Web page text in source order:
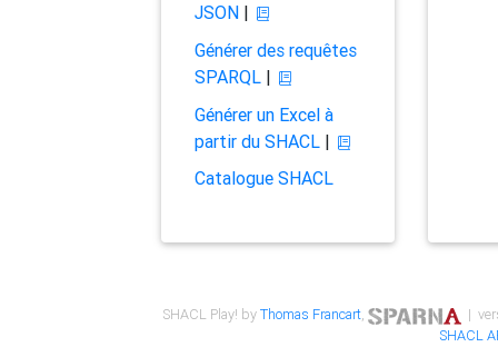
JSON|
Générer des requêtes
SPARQL|
Générer un Excel à
partir du SHACL|
Catalogue SHACL
SHACL Play! byThomas Francart,
|
SHACL